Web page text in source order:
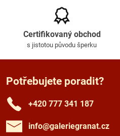
Certifikovaný obchod
s jistotou původu šperku
Potřebujete poradit?
+420 777 341 187
info​@galeriegranat​.cz